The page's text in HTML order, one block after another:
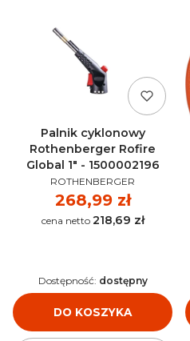
Palnik cyklonowy
Rothenberger Rofire
Global 1" - 1500002196
PRODUCENT
ROTHENBERGER
Cena
268,99 zł
Cena 218,69 zł
DO KOSZYKA
Dostępność: dostępny